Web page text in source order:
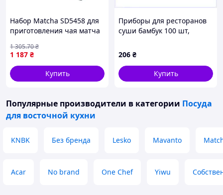
Набор Matcha SD5458 для
приготовления чая матча
piho}
1 187 ₴
1 305.70₴
Купить
Приборы для ресторанов
суши бамбук 100 шт,
206 ₴
Купить
Популярные производители в категории Посуда
для восточной кухни
KNBK Без бренда Lesko Mavanto
Acar No brand One Chef Yiwu